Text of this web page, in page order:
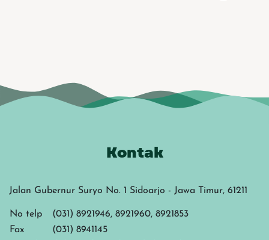
Kontak
Jalan Gubernur Suryo No. 1 Sidoarjo - Jawa Timur, 61211
No telp
(031) 8921946, 8921960, 8921853
Fax
(031) 8941145